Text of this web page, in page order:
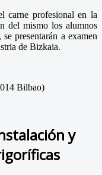
carne profesional en la
del mismo los alumnos
presentarán a examen
de Bizkaia.
Bilbao)
y